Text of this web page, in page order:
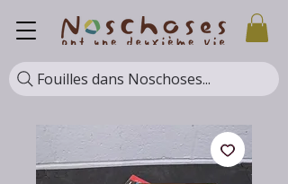
Fouilles dans Noschoses...